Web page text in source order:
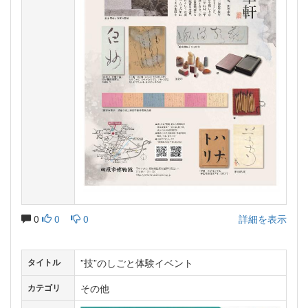
0 0 0 詳細を表示
タイトル ”技”のしごと体験イベント
カテゴリ その他